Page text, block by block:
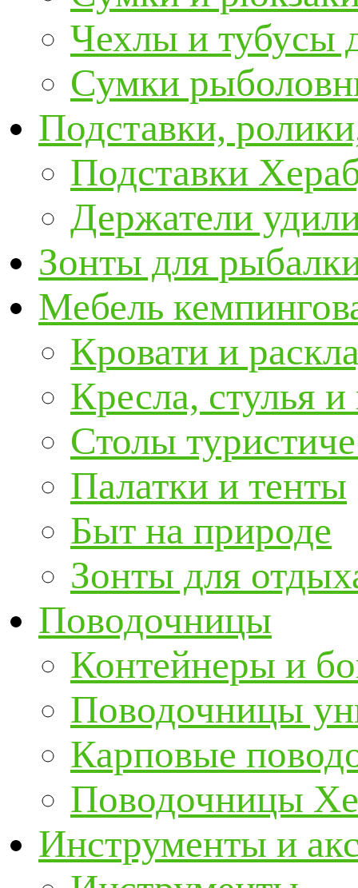
Чехлы и тубусы
Сумки
Подставки,
Подставки
Держатели
Зонты для
Мебель
Кровати и
Кресла, стулья
Столы
Палатки и тенты
Быт на природе
Зонты для
Поводочницы
Контейнеры и
Поводочницы
Карповые
Поводочницы
Инструменты и